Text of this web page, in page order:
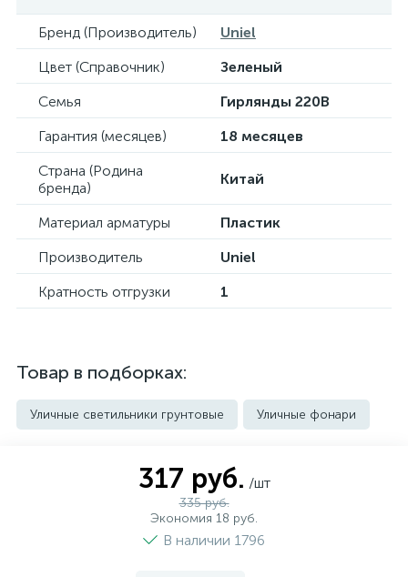
Бренд (Производитель)
Uniel
Цвет (Справочник)
Зеленый
Семья
Гирлянды 220В
Гарантия (месяцев)
18 месяцев
Страна (Родина
бренда)
Китай
Материал арматуры
Пластик
Производитель
Uniel
Кратность отгрузки
1
Товар в подборках:
Уличные светильники грунтовые Уличные фонари
317 руб. /шт
335 руб.
Экономия 18 руб.
В наличии 1796